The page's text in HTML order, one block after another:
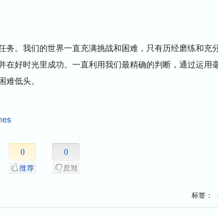
。我们的世界一直充满挑战和困难，只有历经磨练和充
在好时光里成功。一直利用我们最精确的判断，通过运用
低头。
0 0
标签：